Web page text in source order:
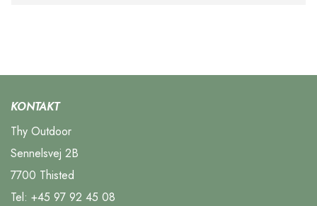
KONTAKT
Thy Outdoor
Sennelsvej 2B
7700 Thisted
Tel: +45 97 92 45 08